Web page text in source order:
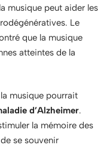
musique peut aider les
Le
que la musique
atteintes de la
musique pourrait
d’Alzheimer.
la mémoire des
se souvenir